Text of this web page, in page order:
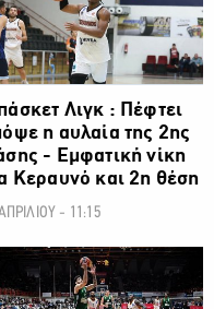
Λιγκ : Πέφτει
η αυλαία της 2ης
- Εμφατική νίκη
Κεραυνό και 2η θέση
- 11:15
ΜΠΑΣΚΕΤ